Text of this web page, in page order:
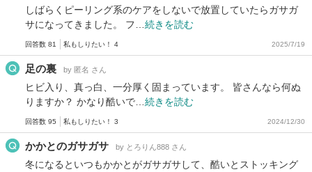
しばらくピーリング系のケアをしないで放置していたらガサガ
サになってきました。 フ… 続きを読む
回答数 81 私もしりたい！ 4 2025/7/19
足の裏 by 匿名 さん
ヒビ入り、真っ白、一分厚く固まっています。 皆さんなら何ぬ
りますか？ かなり酷いで… 続きを読む
回答数 95 私もしりたい！ 3 2024/12/30
かかとのガサガサ by とろりん888 さん
冬になるといつもかかとがガサガサして、酷いとストッキング